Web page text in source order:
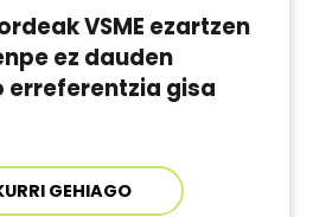
VSME ezartzen
ez dauden
erreferentzia gisa
GEHIAGO